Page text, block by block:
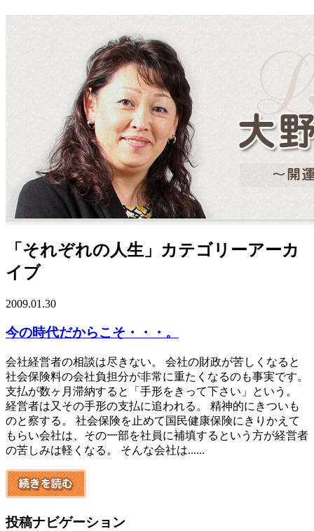
「それぞれの人生」カテゴリーアーカ
イブ
2009.01.30
今の時代だからこそ・・・。
会社経営者の相談は尽きない。 会社の財政が苦しくなると
社会保険料の会社負担分が非常に重たくなるのも事実です。
支払が数ヶ月滞納すると「手形をきって下さい」という。
経営者は又その手形の支払に追われる。 精神的にきついも
のと察する。 社会保険を止めて国民健康保険にきりかえて
もらい会社は、その一部を社員に補填するという方が経営者
の苦しみは軽くなる。 そんな会社は......
投稿ナビゲーション